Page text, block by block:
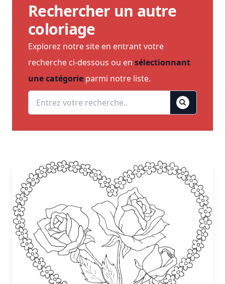
Rechercher un autre
coloriage
Explorez notre site en entrant votre
recherche ci-dessous ou en sélectionnant
une catégorie parmi notre liste.